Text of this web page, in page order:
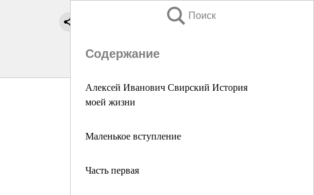
Поиск
Содержание
Алексей Иванович Свирский История
моей жизни
Маленькое вступление
Часть первая